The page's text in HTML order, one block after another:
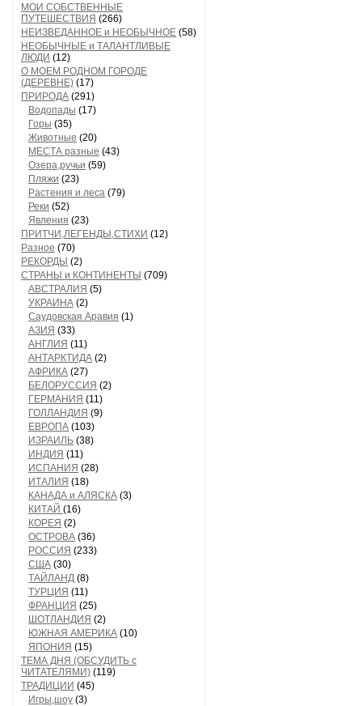
МОИ СОБСТВЕННЫЕ
ПУТЕШЕСТВИЯ (266)
НЕИЗВЕДАННОЕ и НЕОБЫЧНОЕ (58)
НЕОБЫЧНЫЕ и ТАЛАНТЛИВЫЕ
ЛЮДИ (12)
О МОЕМ РОДНОМ ГОРОДЕ
(ДЕРЕВНЕ) (17)
ПРИРОДА (291)
Водопады (17)
Горы (35)
Животные (20)
МЕСТА разные (43)
Озера,ручьи (59)
Пляжи (23)
Растения и леса (79)
Реки (52)
Явления (23)
ПРИТЧИ,ЛЕГЕНДЫ,СТИХИ (12)
Разное (70)
РЕКОРДЫ (2)
СТРАНЫ и КОНТИНЕНТЫ (709)
АВСТРАЛИЯ (5)
УКРАИНА (2)
Саудовская Аравия (1)
АЗИЯ (33)
АНГЛИЯ (11)
АНТАРКТИДА (2)
АФРИКА (27)
БЕЛОРУССИЯ (2)
ГЕРМАНИЯ (11)
ГОЛЛАНДИЯ (9)
ЕВРОПА (103)
ИЗРАИЛЬ (38)
ИНДИЯ (11)
ИСПАНИЯ (28)
ИТАЛИЯ (18)
КАНАДА и АЛЯСКА (3)
КИТАЙ (16)
КОРЕЯ (2)
ОСТРОВА (36)
РОССИЯ (233)
США (30)
ТАЙЛАНД (8)
ТУРЦИЯ (11)
ФРАНЦИЯ (25)
ШОТЛАНДИЯ (2)
ЮЖНАЯ АМЕРИКА (10)
ЯПОНИЯ (15)
ТЕМА ДНЯ (ОБСУДИТЬ с
ЧИТАТЕЛЯМИ) (119)
ТРАДИЦИИ (45)
Игры,шоу (3)